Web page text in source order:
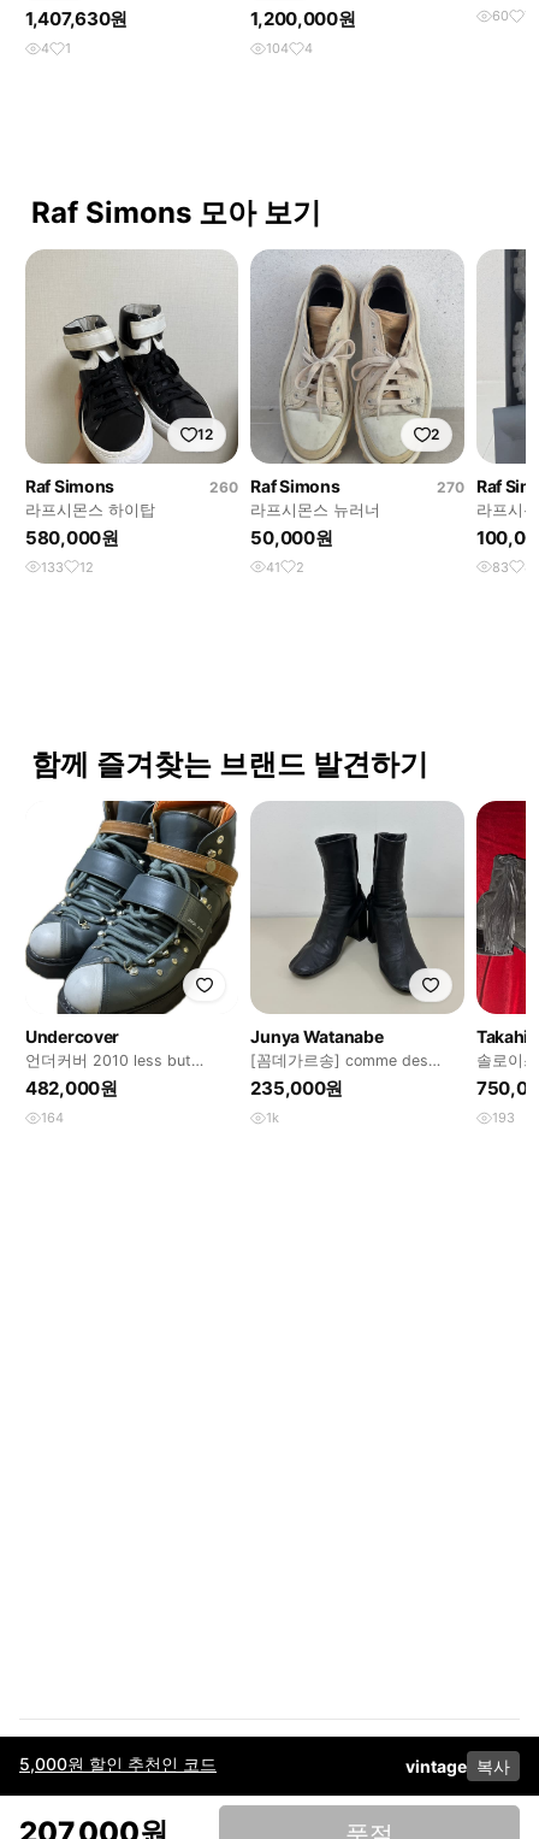
5,000원 할인 추천인 코드 vintage 복사
1,407,630원
4 1
1,200,000원
104 4
60 7
Raf Simons 모아 보기
12
Raf Simons
260
라프시몬스 하이탑
580,000원
133 12
2
Raf Simons
270
라프시몬스 뉴러너
50,000원
41 2
Raf
라프시
83 4
함께 즐겨찾는 브랜드 발견하기
Undercover
언더커버 2010 less but
better 하이킹 마운틴 부츠
482,000원
164
Junya Watanabe
[꼼데가르송] comme des
garcons boots
235,000원
1k
솔로이
193
이용약관고객센터판매개인정보 처리방침사업자 정보다운로드